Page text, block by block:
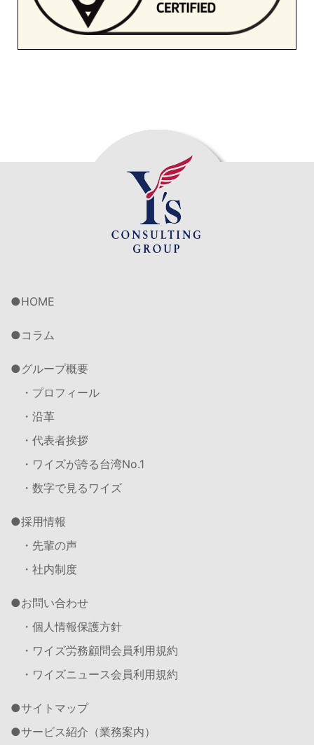
HOME
コラム
グループ概要
・プロフィール
・沿革
・代表者挨拶
・ワイズが誇る台湾No.1
・数字で見るワイズ
採用情報
・先輩の声
・社内制度
お問い合わせ
・個人情報保護方針
・ワイズ労務顧問会員利用規約
・ワイズニュース会員利用規約
サイトマップ
サービス紹介（業務案内）